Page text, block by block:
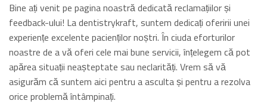
Bine ați venit pe pagina noastră dedicată reclamațiilor și
feedback-ului! La dentistrykraft, suntem dedicați oferirii unei
experiențe excelente pacienților noștri. În ciuda eforturilor
noastre de a vă oferi cele mai bune servicii, înțelegem că pot
apărea situații neașteptate sau neclarități. Vrem să vă
asigurăm că suntem aici pentru a asculta și pentru a rezolva
orice problemă întâmpinați.